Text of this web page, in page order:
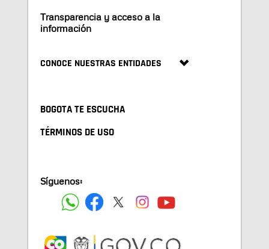
Transparencia y acceso a la
información
CONOCE NUESTRAS ENTIDADES
BOGOTA TE ESCUCHA
TÉRMINOS DE USO
Síguenos: